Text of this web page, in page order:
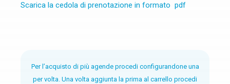
Scarica la cedola di prenotazione in formato pdf
Per l’acquisto di più agende procedi configurandone una
per volta. Una volta aggiunta la prima al carrello procedi